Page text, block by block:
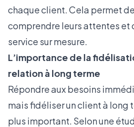
chaque client. Cela permet
comprendre leurs attentes et
service sur mesure.
L’importance de la
relation à long terme
Répondre aux besoins
mais fidéliser un client à long
plus important. Selon une